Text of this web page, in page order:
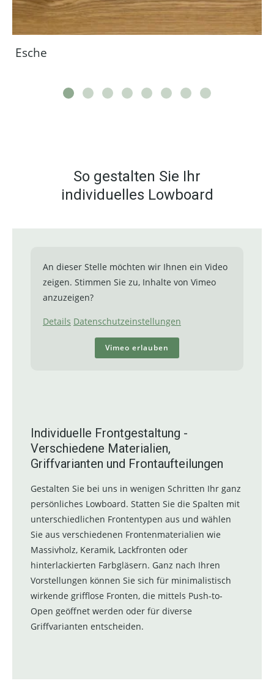
Esche
So gestalten Sie Ihr
individuelles Lowboard
An dieser Stelle möchten wir Ihnen ein Video
zeigen. Stimmen Sie zu, Inhalte von Vimeo
anzuzeigen?
Details Datenschutzeinstellungen
Vimeo erlauben
Individuelle Frontgestaltung -
Verschiedene Materialien,
Griffvarianten und Frontaufteilungen
Gestalten Sie bei uns in wenigen Schritten Ihr ganz
persönliches Lowboard. Statten Sie die Spalten mit
unterschiedlichen Frontentypen aus und wählen
Sie aus verschiedenen Frontenmaterialien wie
Massivholz, Keramik, Lackfronten oder
hinterlackierten Farbgläsern. Ganz nach Ihren
Vorstellungen können Sie sich für minimalistisch
wirkende grifflose Fronten, die mittels Push-to-
Open geöffnet werden oder für diverse
Griffvarianten entscheiden.